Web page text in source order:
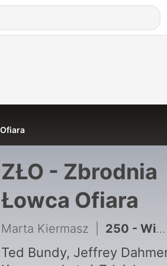
ZŁO - Zbrodnia
Łowca Ofiara
Marta Kiermasz 250 - Wiesław Wiszniewski - zabójca staruszek. ZŁO - Zbrodnia Łowca Ofiara
Ted Bundy, Jeffrey